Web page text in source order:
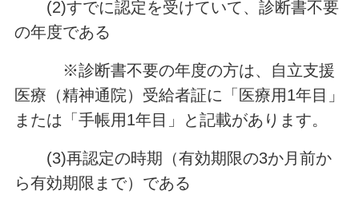
(2)すでに認定を受けていて、診断書不要
の年度である
※診断書不要の年度の方は、自立支援
医療（精神通院）受給者証に「医療用1年目」
または「手帳用1年目」と記載があります。
(3)再認定の時期（有効期限の3か月前か
ら有効期限まで）である